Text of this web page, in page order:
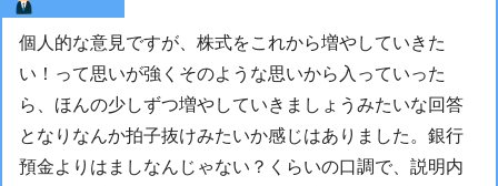
個人的な意見ですが、株式をこれから増やしていきた
い！って思いが強くそのような思いから入っていった
ら、ほんの少しずつ増やしていきましょうみたいな回答
となりなんか拍子抜けみたいか感じはありました。銀行
預金よりはましなんじゃない？くらいの口調で、説明内